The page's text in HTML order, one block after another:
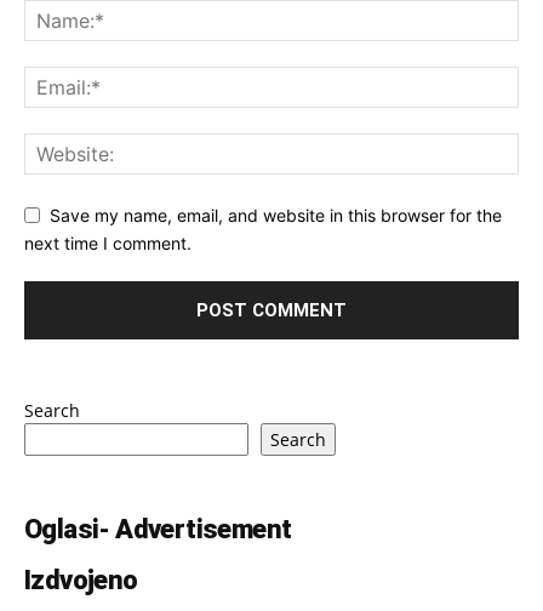
Save my name, email, and website in this browser for the
next time I comment.
Search
Search
Oglasi- Advertisement
Izdvojeno